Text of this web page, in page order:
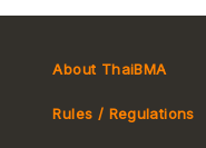
About ThaiBMA
Rules / Regulations